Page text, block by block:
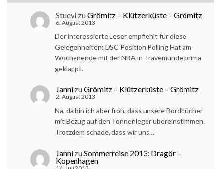
Stuevi zuGrömitz – Klützerküste – Grömitz
6. August 2013
Der interessierte Leser empfiehlt für diese
Gelegenheiten: DSC Position Polling Hat am
Wochenende mit der NBA in Travemünde prima
geklappt.
Janni zuGrömitz – Klützerküste – Grömitz
2. August 2013
Na, da bin ich aber froh, dass unsere Bordbücher
mit Bezug auf den Tonnenleger übereinstimmen.
Trotzdem schade, dass wir uns…
Janni zuSommerreise 2013: Dragör –
Kopenhagen